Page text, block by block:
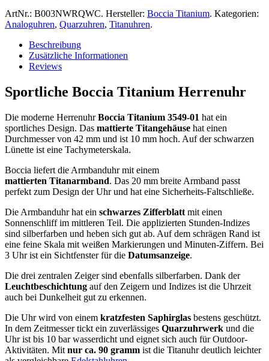
ArtNr.: B003NWRQWC. Hersteller: Boccia Titanium. Kategorien:
Analoguhren, Quarzuhren, Titanuhren.
Beschreibung
Zusätzliche Informationen
Reviews
Sportliche Boccia Titanium Herrenuhr
Die moderne HerrenuhrBoccia Titanium 3549-01 hat ein
sportliches Design. Das mattierte Titangehäuse hat einen
Durchmesser von 42 mm und ist 10 mm hoch. Auf der schwarzen
Lünette ist eine Tachymeterskala.
Boccia liefert die Armbanduhr mit einem
mattierten Titanarmband. Das 20 mm breite Armband passt
perfekt zum Design der Uhr und hat eine Sicherheits-Faltschließe.
Die Armbanduhr hat ein schwarzes Zifferblatt mit einen
Sonnenschliff im mittleren Teil. Die applizierten Stunden-Indizes
sind silberfarben und heben sich gut ab. Auf dem schrägen Rand ist
eine feine Skala mit weißen Markierungen und Minuten-Ziffern. Bei
3 Uhr ist ein Sichtfenster für die Datumsanzeige.
Die drei zentralen Zeiger sind ebenfalls silberfarben. Dank der
Leuchtbeschichtung auf den Zeigern und Indizes ist die Uhrzeit
auch bei Dunkelheit gut zu erkennen.
Die Uhr wird von einem kratzfesten Saphirglas bestens geschützt.
In dem Zeitmesser tickt ein zuverlässiges Quarzuhrwerk und die
Uhr ist bis 10 bar wasserdicht und eignet sich auch für Outdoor-
Aktivitäten. Mit nur ca. 90 gramm ist die Titanuhr deutlich leichter